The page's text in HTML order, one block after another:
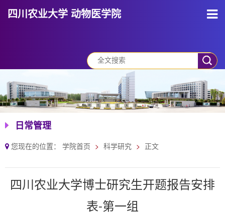
四川农业大学 动物医学院
日常管理
您现在的位置： 学院首页 科学研究 正文
四川农业大学博士研究生开题报告安排
表-第一组